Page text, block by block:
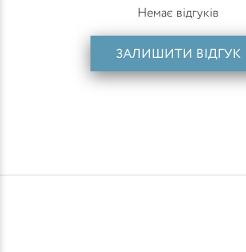
Немає відгуків
ЗАЛИШИТИ ВІДГУК